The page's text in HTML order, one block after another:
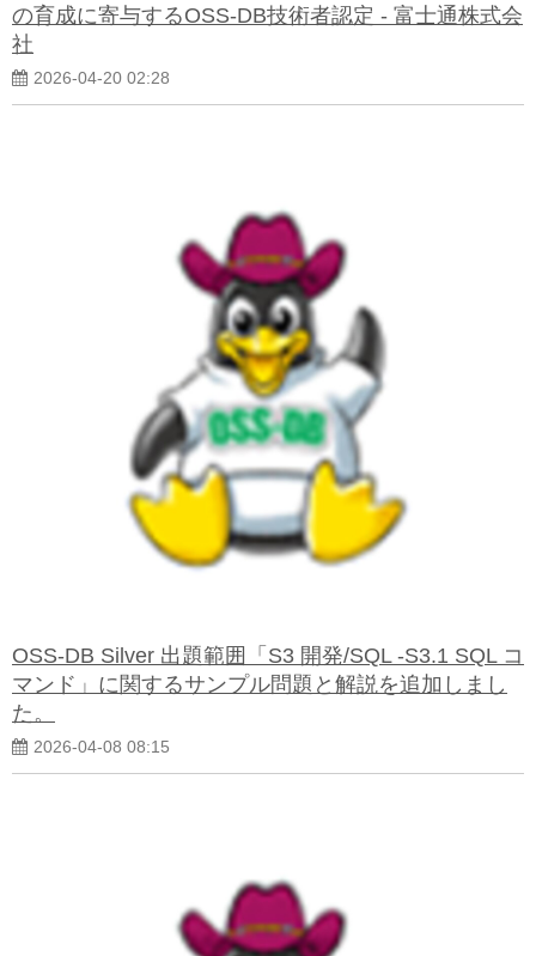
の育成に寄与するOSS-DB技術者認定 - 富士通株式会
社
2026-04-20 02:28
OSS-DB Silver 出題範囲「S3 開発/SQL -S3.1 SQL コ
マンド」に関するサンプル問題と解説を追加しまし
た。
2026-04-08 08:15